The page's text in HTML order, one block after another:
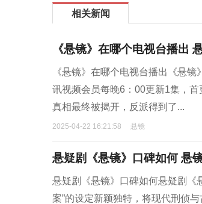
相关新闻
《悬镜》在哪个电视台播出
《悬镜》在哪个电视台播出《悬
讯视频会员每晚6：00更新1集，
真相最终被揭开，反派得到了...
2025-04-22 16:21:58 悬镜
悬疑剧《悬镜》口碑如何 悬
悬疑剧《悬镜》口碑如何悬疑剧《
案”的设定新颖独特，将现代刑侦